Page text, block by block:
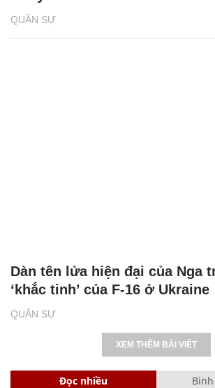
QUÂN SỰ
QUÂN SỰ
Dàn tên lửa hiện đại của Nga
‘khắc tinh’ của F-16 ở Ukraine
XEM THÊM BÀI VIẾT
Đọc nhiều